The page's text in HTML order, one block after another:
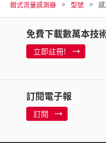
鉗式流量感測器
型號
免費下載數萬本技
立即註冊!
訂閱電子報
訂閱